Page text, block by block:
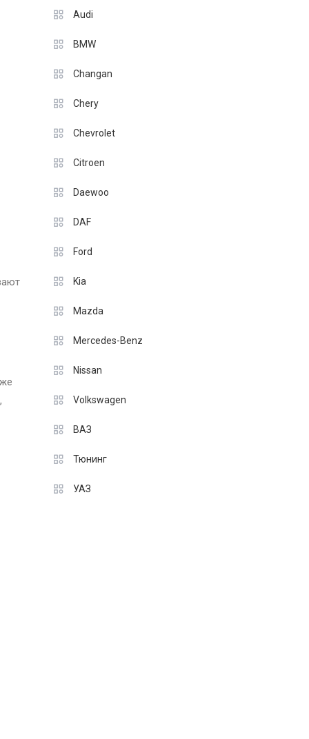
Audi
BMW
Changan
Chery
Chevrolet
Citroen
Daewoo
DAF
Ford
Kia
Mazda
Mercedes-Benz
Nissan
Volkswagen
ВАЗ
Тюнинг
УАЗ